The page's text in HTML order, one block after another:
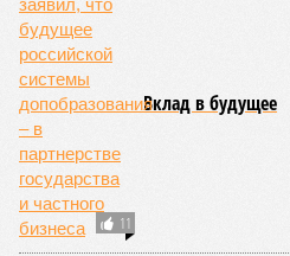
11
Вклад в будущее